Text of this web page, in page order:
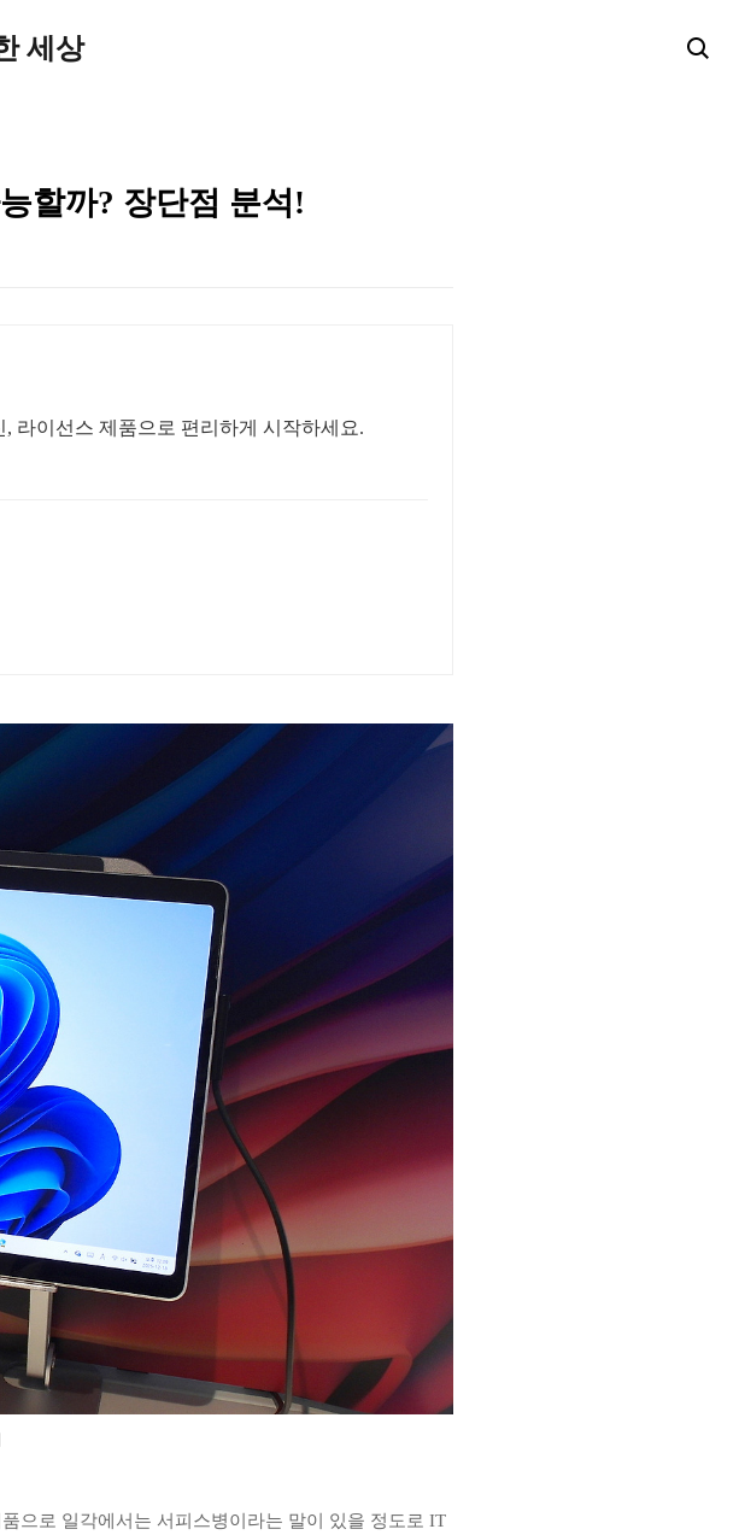
세상
할까? 장단점 분석!
라이선스 제품으로 편리하게 시작하세요.
으로 일각에서는 서피스병이라는 말이 있을 정도로 IT